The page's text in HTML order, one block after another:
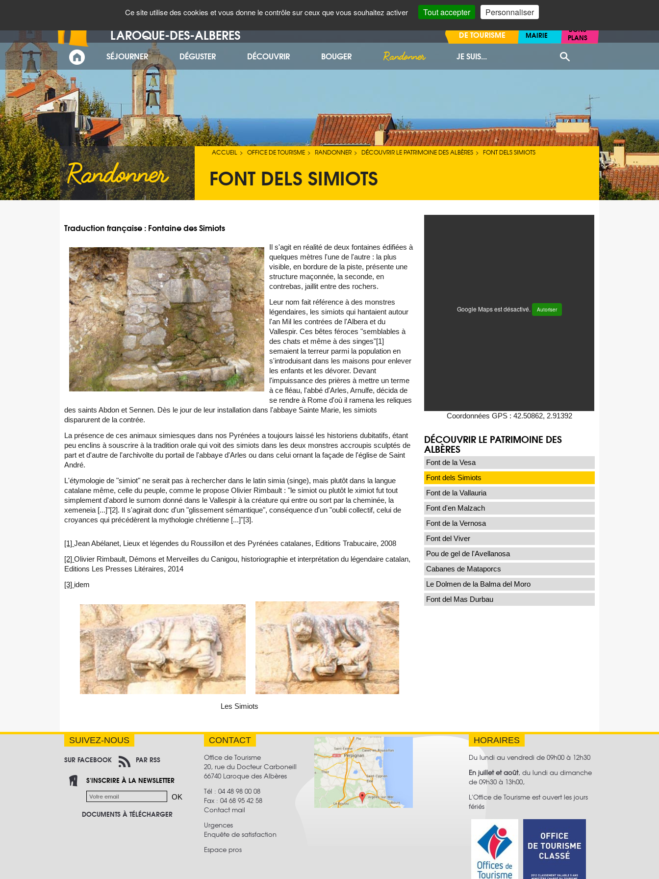
MÉTÉO AGENDA
INTERACTIVE
FORUM CÔTÉ PRATIQUE ENGLISH
LAROQUE-DES-ALBÈRES DE TOURISME MAIRIE
BONS
PLANS
ACCUEIL
SÉJOURNER DÉGUSTER DÉCOUVRIR BOUGER Randonner JE SUIS...
Randonner
ACCUEIL > OFFICE DE TOURISME > RANDONNER > DÉCOUVRIR LE PATRIMOINE DES ALBÈRES > FONT DELS SIMIOTS
FONT DELS SIMIOTS
Traduction française : Fontaine des Simiots
Il s'agit en réalité de deux fontaines édifiées à
quelques mètres l'une de l'autre : la plus
visible, en bordure de la piste, présente une
structure maçonnée, la seconde, en
contrebas, jaillit entre des rochers.
Leur nom fait référence à des monstres
légendaires, les simiots qui hantaient autour
l'an Mil les contrées de l'Albera et du
Vallespir. Ces bêtes féroces "semblables à
des chats et même à des singes"[1]
semaient la terreur parmi la population en
s'introduisant dans les maisons pour enlever
les enfants et les dévorer. Devant
l'impuissance des prières à mettre un terme
à ce fléau, l'abbé d'Arles, Arnulfe, décida de
se rendre à Rome d'où il ramena les reliques
des saints Abdon et Sennen. Dès le jour de leur installation dans l'abbaye Sainte Marie, les simiots
disparurent de la contrée.
La présence de ces animaux simiesques dans nos Pyrénées a toujours laissé les historiens dubitatifs, étant
peu enclins à souscrire à la tradition orale qui voit des simiots dans les deux monstres accroupis sculptés de
part et d'autre de l'archivolte du portail de l'abbaye d'Arles ou dans celui ornant la façade de l'église de Saint
André.
L'étymologie de "simiot" ne serait pas à rechercher dans le latin simia (singe), mais plutôt dans la langue
catalane même, celle du peuple, comme le propose Olivier Rimbault : "le simiot ou plutôt le ximiot fut tout
simplement d'abord le surnom donné dans le Vallespir à la créature qui entre ou sort par la cheminée, la
xemeneia [...]"[2]. Il s'agirait donc d'un "glissement sémantique", conséquence d'un "oubli collectif, celui de
croyances qui précédèrent la mythologie chrétienne [...]"[3].
[1] Jean Abélanet, Lieux et légendes du Roussillon et des Pyrénées catalanes, Editions Trabucaire, 2008
[2] Olivier Rimbault, Démons et Merveilles du Canigou, historiographie et interprétation du légendaire catalan,
Editions Les Presses Litéraires, 2014
[3] idem
Les Simiots
Google Maps est désactivé. Autoriser
Coordonnées GPS : 42.50862, 2.91392
DÉCOUVRIR LE PATRIMOINE DES
ALBÈRES
Font de la Vesa
Font dels Simiots
Font de la Vallauria
Font d'en Malzach
Font de la Vernosa
Font del Viver
Pou de gel de l'Avellanosa
Cabanes de Mataporcs
Le Dolmen de la Balma del Moro
Font del Mas Durbau
SUIVEZ-NOUS
SUR FACEBOOK
PAR RSS
S'INSCRIRE À LA NEWSLETTER
DOCUMENTS À TÉLÉCHARGER
CONTACT
Office de Tourisme
20, rue du Docteur Carboneill
66740 Laroque des Albères
Tél : 04 48 98 00 08
Fax : 04 68 95 42 58
Contact mail
Urgences
Enquête de satisfaction
Espace pros
HORAIRES
Du lundi au vendredi de 09h00 à 12h30
En juillet et août, du lundi au dimanche
de 09h30 à 13h00,
L'Office de Tourisme est ouvert les jours
fériés
Ce site utilise des cookies et vous donne le contrôle sur ceux que vous souhaitez activer Tout accepter Personnaliser